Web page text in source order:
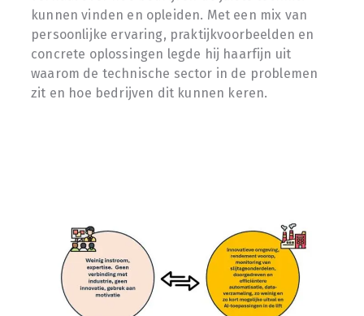
kunnen vinden en opleiden. Met een mix van
persoonlijke ervaring, praktijkvoorbeelden en
concrete oplossingen legde hij haarfijn uit
waarom de technische sector in de problemen
zit en hoe bedrijven dit kunnen keren.